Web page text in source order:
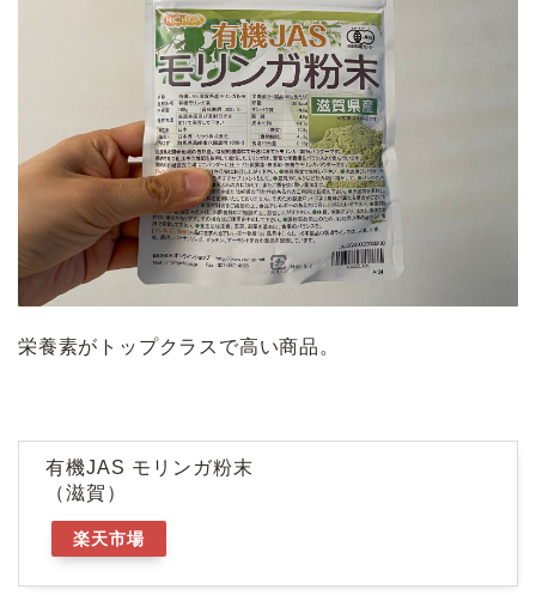
栄養素がトップクラスで高い商品。
有機JAS モリンガ粉末
（滋賀）
楽天市場